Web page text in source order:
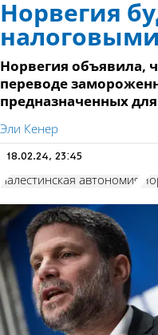
Норвегия
Норвегия объявила,
переводе
предназначенных
Эли Кенер
18.02.24, 23:45
палестинская автономия